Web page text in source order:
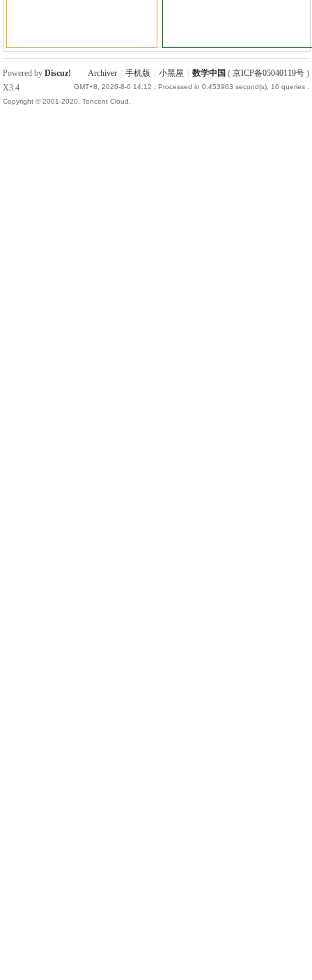
Archiver 手机版 小黑屋 数学中国 ( 京ICP备05040119号)
GMT+8, 2026-8-6 14:12 , Processed in 0.453963 second(s), 16 queries .
Powered byDiscuz!
X3.4
Copyright © 2001-2020, Tencent Cloud.